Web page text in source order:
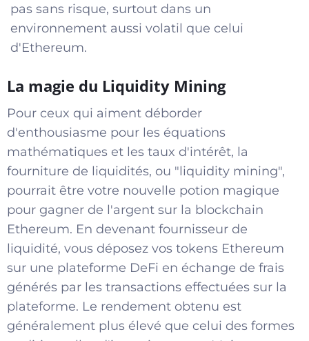
pas sans risque, surtout dans un
environnement aussi volatil que celui
d'Ethereum.
La magie du Liquidity Mining
Pour ceux qui aiment déborder
d'enthousiasme pour les équations
mathématiques et les taux d'intérêt, la
fourniture de liquidités, ou "liquidity mining",
pourrait être votre nouvelle potion magique
pour gagner de l'argent sur la blockchain
Ethereum. En devenant fournisseur de
liquidité, vous déposez vos tokens Ethereum
sur une plateforme DeFi en échange de frais
générés par les transactions effectuées sur la
plateforme. Le rendement obtenu est
généralement plus élevé que celui des formes